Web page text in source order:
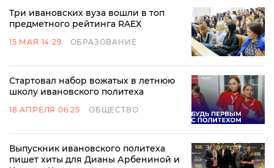
Три ивановских вуза вошли в топ
предметного рейтинга RAEX
15 МАЯ 14:29 ОБРАЗОВАНИЕ
Стартовал набор вожатых в летнюю
школу ивановского политеха
18 АПРЕЛЯ 06:25 ОБЩЕСТВО
Выпускник ивановского политеха
пишет хиты для Дианы Арбениной и